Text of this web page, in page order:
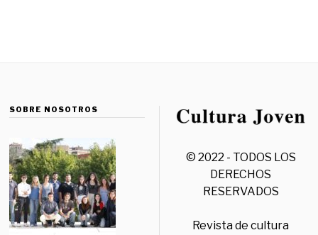
SOBRE NOSOTROS
© 2022 - TODOS LOS
DERECHOS
RESERVADOS
Revista de cultura